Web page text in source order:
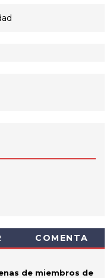
COMENTA
de miembros de